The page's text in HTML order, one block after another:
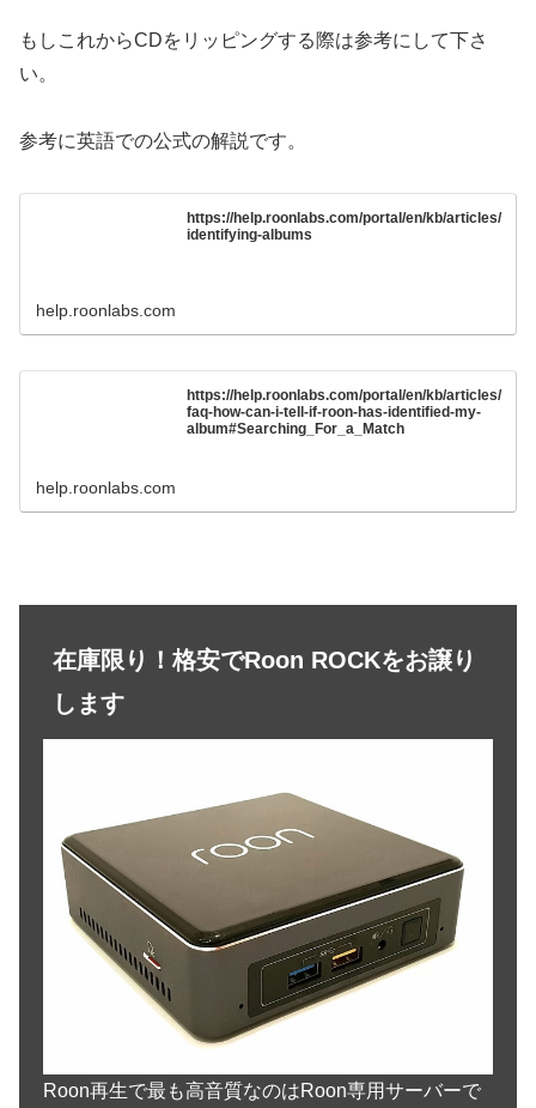
もしこれからCDをリッピングする際は参考にして下さ
い。
参考に英語での公式の解説です。
https://help.roonlabs.com/portal/en/kb/articles/
identifying-albums
help.roonlabs.com
https://help.roonlabs.com/portal/en/kb/articles/
faq-how-can-i-tell-if-roon-has-identified-my-
album#Searching_For_a_Match
help.roonlabs.com
在庫限り！格安でRoon ROCKをお譲り
します
Roon再生で最も高音質なのはRoon専用サーバーで